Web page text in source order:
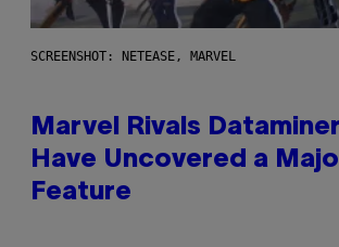
SCREENSHOT: NETEASE, MARVEL
Marvel Rivals
Have Uncovered a
Feature